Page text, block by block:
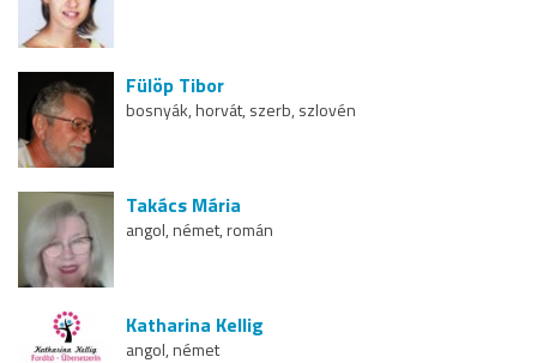
Fülöp Tibor
bosnyák, horvát, szerb, szlovén
Takács Mária
angol, német, román
Katharina Kellig
angol, német